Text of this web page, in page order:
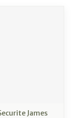
James